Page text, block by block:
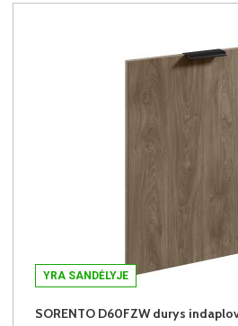
YRA SANDĖLYJE
SORENTO D60FZW durys